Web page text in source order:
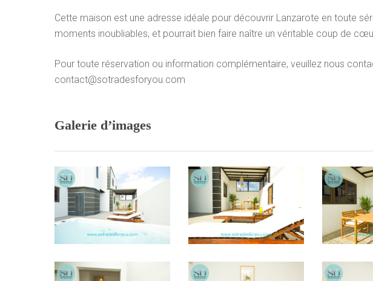
Cette maison est une adresse idéale pour découvrir Lanzarote en toute
moments inoubliables, et pourrait bien faire naître un véritable coup de
Pour toute réservation ou information complémentaire, veuillez nous
contact@sotradesforyou.com
Galerie d’images
STFY9 STFY8 STFY11
STFY23 STFY46 STFY44